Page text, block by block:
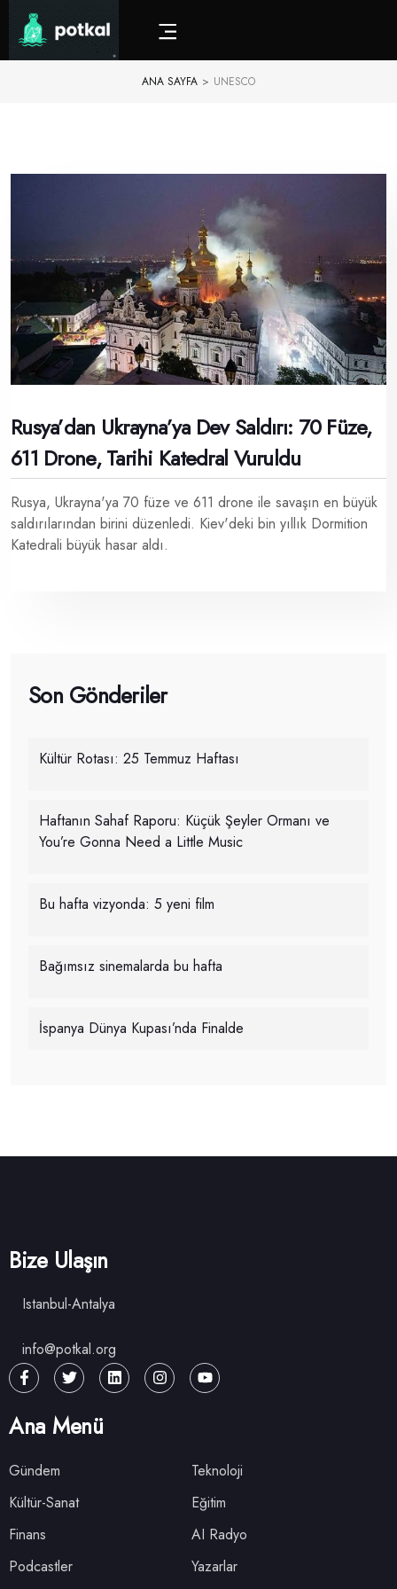
ANA SAYFA > UNESCO
Rusya’dan Ukrayna’ya Dev Saldırı: 70 Füze,
611 Drone, Tarihi Katedral Vuruldu
Rusya, Ukrayna'ya 70 füze ve 611 drone ile savaşın en büyük
saldırılarından birini düzenledi. Kiev'deki bin yıllık Dormition
Katedrali büyük hasar aldı.
Son Gönderiler
Kültür Rotası: 25 Temmuz Haftası
Haftanın Sahaf Raporu: Küçük Şeyler Ormanı ve
You’re Gonna Need a Little Music
Bu hafta vizyonda: 5 yeni film
Bağımsız sinemalarda bu hafta
İspanya Dünya Kupası’nda Finalde
Bize Ulaşın
Istanbul-Antalya
info@potkal.org
Ana Menü
Gündem
Teknoloji
Kültür-Sanat
Eğitim
Finans
AI Radyo
Podcastler
Yazarlar